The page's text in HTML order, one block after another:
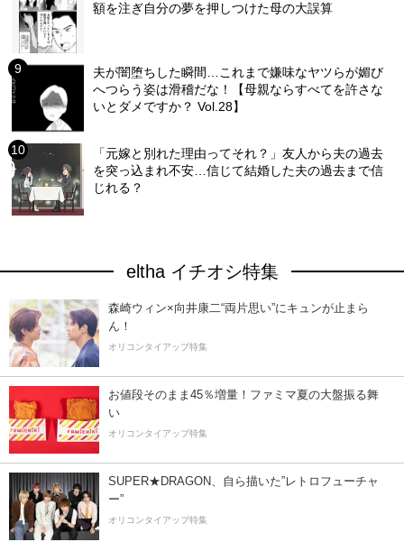
額を注ぎ自分の夢を押しつけた母の大誤算
夫が闇堕ちした瞬間…これまで嫌味なヤツらが媚び
へつらう姿は滑稽だな！【母親ならすべてを許さな
いとダメですか？ Vol.28】
「元嫁と別れた理由ってそれ？」友人から夫の過去
を突っ込まれ不安…信じて結婚した夫の過去まで信
じれる？
eltha イチオシ特集
森崎ウィン×向井康二“両片思い”にキュンが止まら
ん！
オリコンタイアップ特集
お値段そのまま45％増量！ファミマ夏の大盤振る舞
い
オリコンタイアップ特集
SUPER★DRAGON、自ら描いた”レトロフューチャ
ー”
オリコンタイアップ特集